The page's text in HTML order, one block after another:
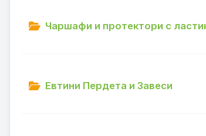
Чаршафи и протектори с
Евтини Пердета и Завеси